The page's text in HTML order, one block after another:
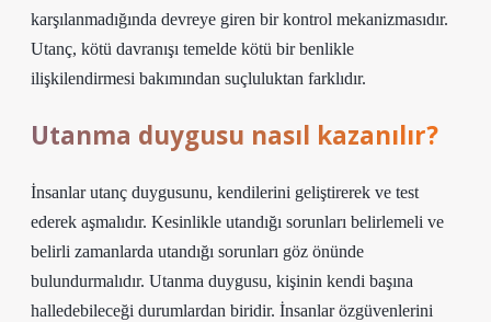
karşılanmadığında devreye giren bir kontrol mekanizmasıdır.
Utanç, kötü davranışı temelde kötü bir benlikle
ilişkilendirmesi bakımından suçluluktan farklıdır.
Utanma duygusu nasıl kazanılır?
İnsanlar utanç duygusunu, kendilerini geliştirerek ve test
ederek aşmalıdır. Kesinlikle utandığı sorunları belirlemeli ve
belirli zamanlarda utandığı sorunları göz önünde
bulundurmalıdır. Utanma duygusu, kişinin kendi başına
halledebileceği durumlardan biridir. İnsanlar özgüvenlerini